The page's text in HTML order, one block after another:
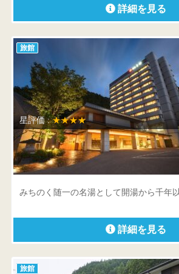
詳細を見る
旅館
星評価 :★★★★
鳴子温泉 湯元 吉祥
宮城県 大崎市鳴子温泉湯元58-10
みちのく随一の名湯として開湯から千年
詳細を見る
旅館